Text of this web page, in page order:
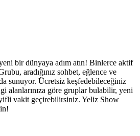
bir dünyaya adım atın! Binlerce aktif
aradığınız sohbet, eğlence ve
sunuyor. Ücretsiz keşfedebileceğiniz
alanlarınıza göre gruplar bulabilir, yeni
vakit geçirebilirsiniz. Yeliz Show